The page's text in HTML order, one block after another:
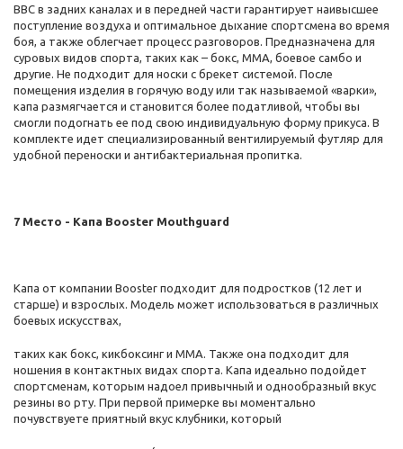
BBC в задних каналах и в передней части гарантирует наивысшее
поступление воздуха и оптимальное дыхание спортсмена во время
боя, а также облегчает процесс разговоров. Предназначена для
суровых видов спорта, таких как – бокс, ММА, боевое самбо и
другие. Не подходит для носки с брекет системой. После
помещения изделия в горячую воду или так называемой «варки»,
капа размягчается и становится более податливой, чтобы вы
смогли подогнать ее под свою индивидуальную форму прикуса. В
комплекте идет специализированный вентилируемый футляр для
удобной переноски и антибактериальная пропитка.
7 Место - Капа Booster Mouthguard
Капа от компании Booster подходит для подростков (12 лет и
старше) и взрослых. Модель может использоваться в различных
боевых искусствах,
таких как бокс, кикбоксинг и ММА. Также она подходит для
ношения в контактных видах спорта. Капа идеально подойдет
спортсменам, которым надоел привычный и однообразный вкус
резины во рту. При первой примерке вы моментально
почувствуете приятный вкус клубники, который